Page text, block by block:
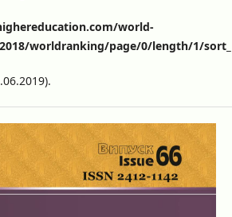
world-
worldranking/page/0/length/1/